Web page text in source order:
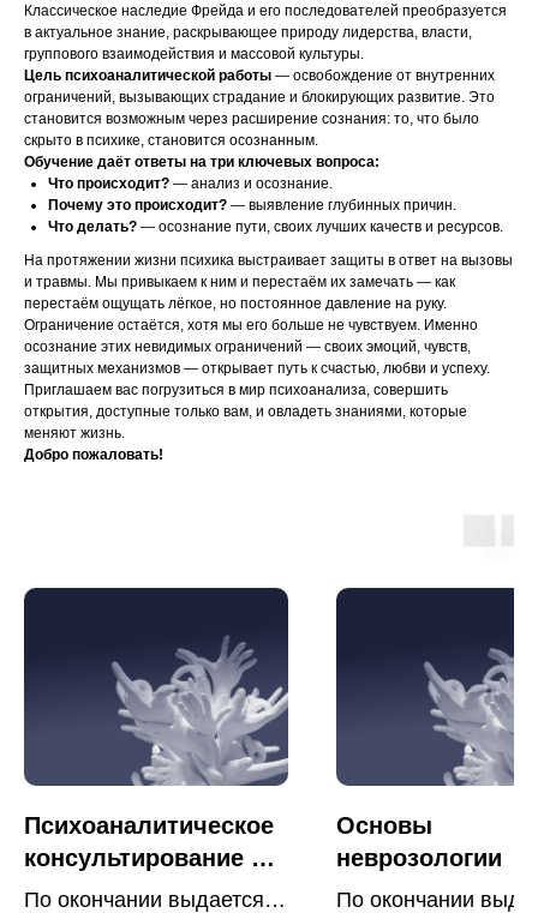
Классическое наследие Фрейда и его последователей преобразуется
в актуальное знание, раскрывающее природу лидерства, власти,
группового взаимодействия и массовой культуры.
Цель психоаналитической работы — освобождение от внутренних
ограничений, вызывающих страдание и блокирующих развитие. Это
становится возможным через расширение сознания: то, что было
скрыто в психике, становится осознанным.
Обучение даёт ответы на три ключевых вопроса:
Что происходит? — анализ и осознание.
Почему это происходит? — выявление глубинных причин.
Что делать? — осознание пути, своих лучших качеств и ресурсов.
На протяжении жизни психика выстраивает защиты в ответ на вызовы
и травмы. Мы привыкаем к ним и перестаём их замечать — как
перестаём ощущать лёгкое, но постоянное давление на руку.
Ограничение остаётся, хотя мы его больше не чувствуем. Именно
осознание этих невидимых ограничений — своих эмоций, чувств,
защитных механизмов — открывает путь к счастью, любви и успеху.
Приглашаем вас погрузиться в мир психоанализа, совершить
открытия, доступные только вам, и овладеть знаниями, которые
меняют жизнь.
Добро пожаловать!
Психоаналитическое
консультирование и
психотерапия детей и
По окончании выдается
Основы
неврозологии
По окончании